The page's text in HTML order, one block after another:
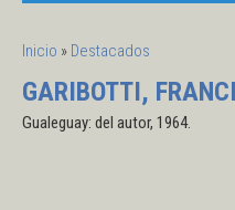
SE ENCUENTRA USTED AQUÍ
Inicio » Destacados
GARIBOTTI,
Gualeguay: del autor, 1964.